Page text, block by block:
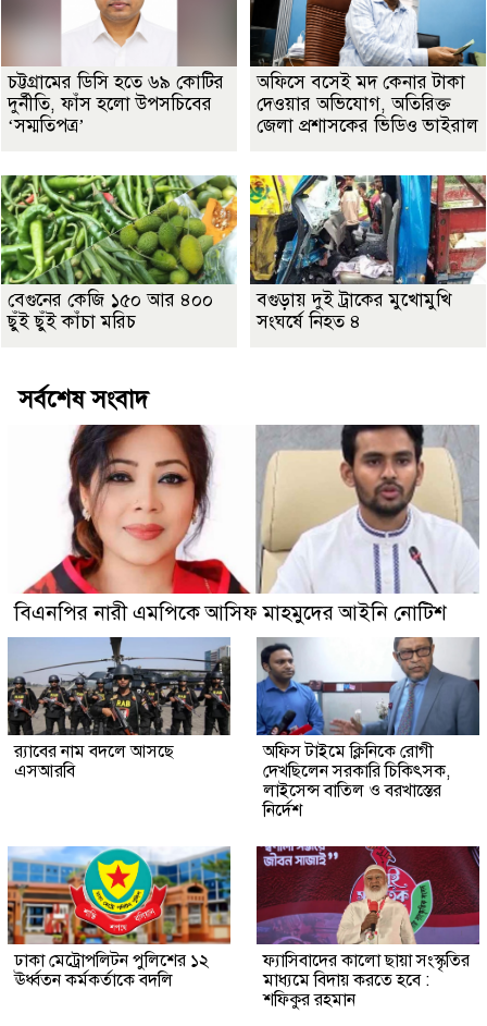
চট্টগ্রামের ডিসি হতে ৬৯ কোটির
দুর্নীতি, ফাঁস হলো উপসচিবের
‘সম্মতিপত্র’
অফিসে বসেই মদ কেনার টাকা
দেওয়ার অভিযোগ, অতিরিক্ত
জেলা প্রশাসকের ভিডিও ভাইরাল
বেগুনের কেজি ১৫০ আর ৪০০
ছুঁই ছুঁই কাঁচা মরিচ
বগুড়ায় দুই ট্রাকের মুখোমুখি
সংঘর্ষে নিহত ৪
সর্বশেষ সংবাদ
বিএনপির নারী এমপিকে আসিফ মাহমুদের আইনি নোটিশ
র‍্যাবের নাম বদলে আসছে
এসআরবি
অফিস টাইমে ক্লিনিকে রোগী
দেখছিলেন সরকারি চিকিৎসক,
লাইসেন্স বাতিল ও বরখাস্তের
নির্দেশ
ঢাকা মেট্রোপলিটন পুলিশের ১২
ঊর্ধ্বতন কর্মকর্তাকে বদলি
ফ্যাসিবাদের কালো ছায়া সংস্কৃতির
মাধ্যমে বিদায় করতে হবে :
শফিকুর রহমান